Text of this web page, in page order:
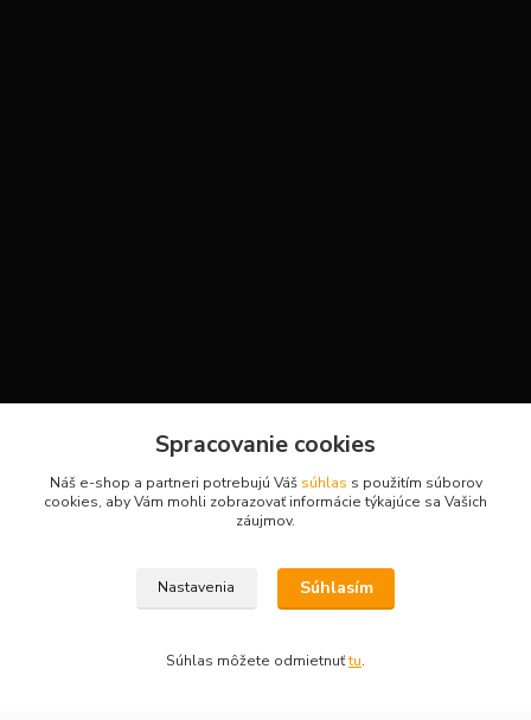
+421908736431
obchod.hsport@gmail.com
Spracovanie cookies
Náš e-shop a partneri potrebujú Váš súhlas s použitím súborov
cookies, aby Vám mohli zobrazovať informácie týkajúce sa Vašich
záujmov.
Nastavenia Súhlasím
Súhlas môžete odmietnuťtu.